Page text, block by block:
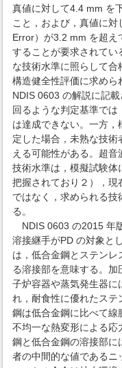
真値に対して4.4 mm を
こと，および，真値に
Error）が3.2 mm を超え
することが要求されてい
な技術水準に照らして合
構造健全性評価に求めら
NDIS 0603 の解説に記
回るような判定基準で
は達成できない。一方
定した場合，未熟な技
える可能性がある。超
技術水準は，模擬試験体
把握されており２），現
ではなく，求められる
る。
NDIS 0603 の2015 年
溶接継手がPD の対象と
は，低合金鋼とステンレ
る溶接部を意味する。
子炉容器や蒸気発生器に
れ，耐食性に優れたステ
鋼は低合金鋼に比べて線
不均一な熱変形による応
鋼と低合金鋼の溶接部に
者の中間的な値であるニ